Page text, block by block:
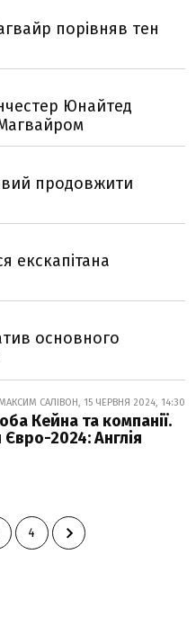
порівняв тен
Юнайтед
продовжити
екскапітана
основного
САЛІВОН, 15 ЧЕРВНЯ 2024, 14:30
Кейна та компанії.
2024: Англія
4